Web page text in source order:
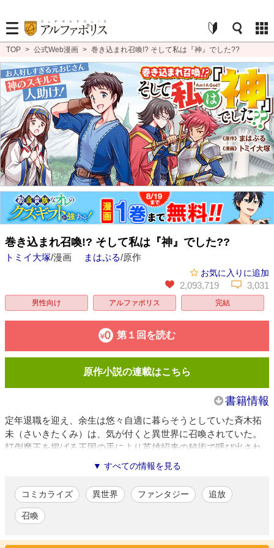
TOP > 公式Web漫画 > 巻き込まれ召喚!? そして私は『神』でした??
巻き込まれ召喚!? そして私は『神』でした??
トミイ大塚/漫画 まはぷる/原作
お気に入りに追加
2,093,719 3,031
男性向け アルファポリス 完結
第１回を読む
原作小説の連載はこちら
書籍情報
定年退職を迎え、余生は悠々自適に暮らそうとしていた斉木拓
未（さいきたくみ）は、気が付くと異世界に召喚されていた。
打倒魔王を掲げる王国の手により英雄招来の秘術で呼び出され
た人間は4人。『勇者』と『賢者』と『聖女』…そしてタクミは
『神』になった元おじさんの異世界ほのぼの（？）ファンタジ
ー、開幕です。
『スレイヤーズ 水竜王の騎士』（KADOKAWA、全６巻）、
▼ すべての情報を見る
コミカライズ 異世界 ファンタジー 追放
召喚